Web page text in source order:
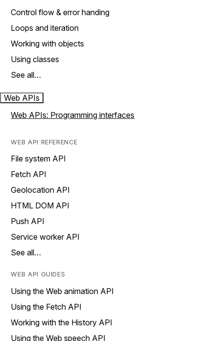
Control flow & error handing
Loops and iteration
Working with objects
Using classes
See all…
Web APIs
Web APIs: Programming interfaces
WEB API REFERENCE
File system API
Fetch API
Geolocation API
HTML DOM API
Push API
Service worker API
See all…
WEB API GUIDES
Using the Web animation API
Using the Fetch API
Working with the History API
Using the Web speech API